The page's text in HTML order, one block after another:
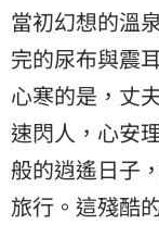
當初幻想的溫
完的尿布與震
心寒的是，丈
速閃人，心安
般的逍遙日子
旅行。這殘酷